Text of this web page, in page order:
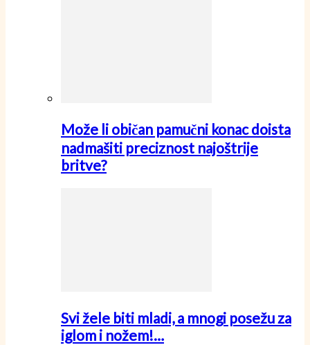
Može li običan pamučni konac doista
nadmašiti preciznost najoštrije
britve?
Svi žele biti mladi, a mnogi posežu za
iglom i nožem!…